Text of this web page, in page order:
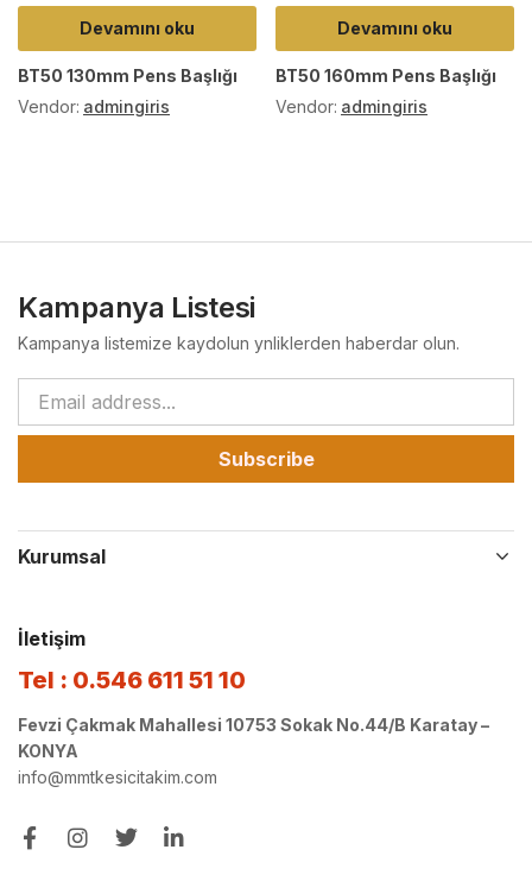
Devamını oku
BT50 130mm Pens Başlığı
Vendor: admingiris
Devamını oku
BT50 160mm Pens Başlığı
Vendor: admingiris
Kampanya Listesi
Kampanya listemize kaydolun ynliklerden haberdar olun.
Subscribe
Kurumsal
İletişim
Tel : 0.546 611 51 10
Fevzi Çakmak Mahallesi 10753 Sokak No.44/B Karatay –
KONYA
info@mmtkesicitakim.com